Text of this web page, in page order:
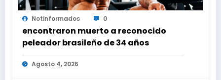
Notinformados 0
encontraron muerto a reconocido
peleador brasileño de 34 años
Agosto 4, 2026